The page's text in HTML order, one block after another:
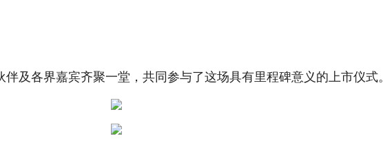
及各界嘉宾齐聚一堂，共同参与了这场具有里程碑意义的上市仪式。